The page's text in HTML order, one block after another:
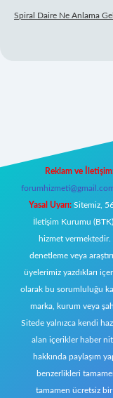
Spiral Daire Ne Anlama
Reklam ve
Yasal Uyarı: Sitemiz,
İletişim Kurumu
hizmet
denetleme veya
üyelerimiz yazdıkları
olarak bu sorumluluğu
marka, kurum veya
Sitede yalnızca kendi
alan içerikler haber
hakkında paylaşım
benzerlikleri
tamamen ücretsiz